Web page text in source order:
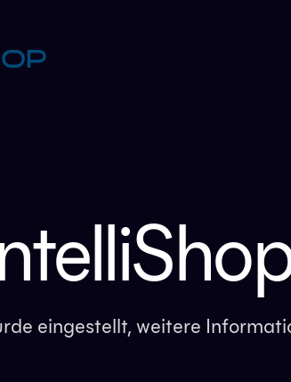
eingestellt, weitere